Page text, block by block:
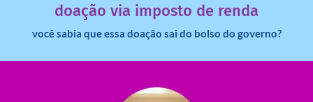
doação via imposto de renda
você sabia que essa doação sai do bolso do governo?